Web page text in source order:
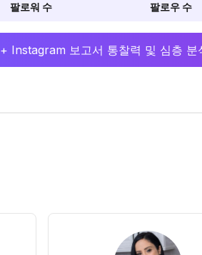
팔로워 수 팔로우 수
+ Instagram 보고서 통찰력 및 심층 분